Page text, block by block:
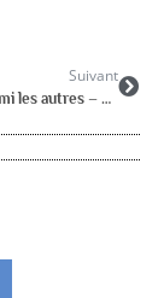
Suivant
FILM : – Un parmi les autres – FNAREN